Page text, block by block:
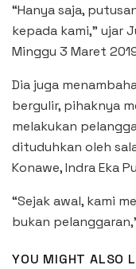
“Hanya saja,
kepada kami,” ujar
Minggu 3 Maret
Dia juga
bergulir, pihaknya
melakukan
dituduhkan oleh
Konawe, Indra Eka
“Sejak awal, kami
bukan
YOU MIGHT ALSO